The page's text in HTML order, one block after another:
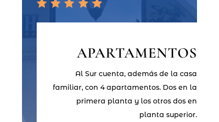
APARTAMENTOS
Al Sur cuenta, además de la casa
familiar, con 4 apartamentos. Dos en la
primera planta y los otros dos en
planta superior.